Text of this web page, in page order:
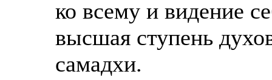
ко всему и видение
высшая ступень
самадхи.